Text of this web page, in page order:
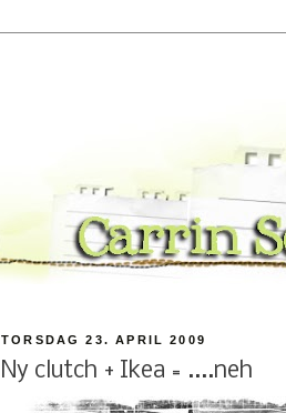
TORSDAG 23. APRIL 2009
Ny clutch + Ikea = ....neh